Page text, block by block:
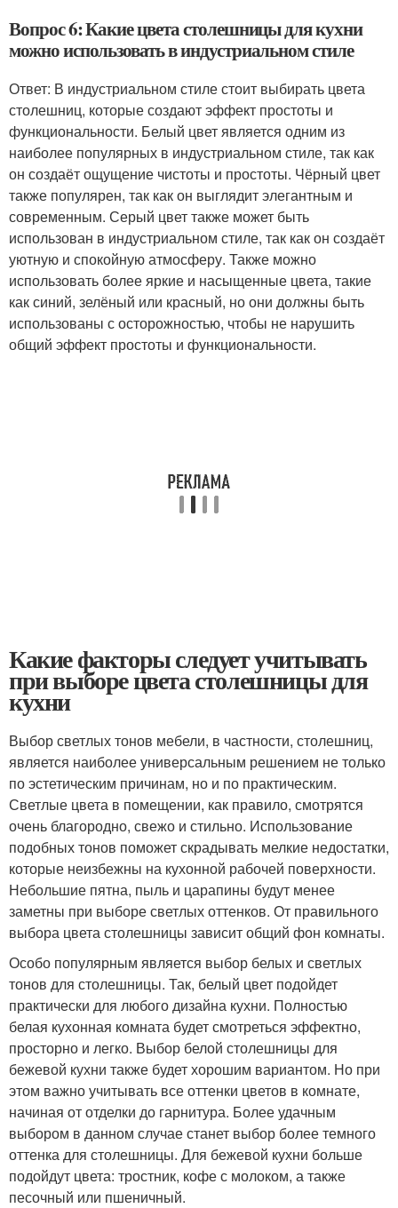
Вопрос 6: Какие цвета столешницы для кухни
можно использовать в индустриальном стиле
Ответ: В индустриальном стиле стоит выбирать цвета
столешниц, которые создают эффект простоты и
функциональности. Белый цвет является одним из
наиболее популярных в индустриальном стиле, так как
он создаёт ощущение чистоты и простоты. Чёрный цвет
также популярен, так как он выглядит элегантным и
современным. Серый цвет также может быть
использован в индустриальном стиле, так как он создаёт
уютную и спокойную атмосферу. Также можно
использовать более яркие и насыщенные цвета, такие
как синий, зелёный или красный, но они должны быть
использованы с осторожностью, чтобы не нарушить
общий эффект простоты и функциональности.
Какие факторы следует учитывать
при выборе цвета столешницы для
кухни
Выбор светлых тонов мебели, в частности, столешниц,
является наиболее универсальным решением не только
по эстетическим причинам, но и по практическим.
Светлые цвета в помещении, как правило, смотрятся
очень благородно, свежо и стильно. Использование
подобных тонов поможет скрадывать мелкие недостатки,
которые неизбежны на кухонной рабочей поверхности.
Небольшие пятна, пыль и царапины будут менее
заметны при выборе светлых оттенков. От правильного
выбора цвета столешницы зависит общий фон комнаты.
Особо популярным является выбор белых и светлых
тонов для столешницы. Так, белый цвет подойдет
практически для любого дизайна кухни. Полностью
белая кухонная комната будет смотреться эффектно,
просторно и легко. Выбор белой столешницы для
бежевой кухни также будет хорошим вариантом. Но при
этом важно учитывать все оттенки цветов в комнате,
начиная от отделки до гарнитура. Более удачным
выбором в данном случае станет выбор более темного
оттенка для столешницы. Для бежевой кухни больше
подойдут цвета: тростник, кофе с молоком, а также
песочный или пшеничный.